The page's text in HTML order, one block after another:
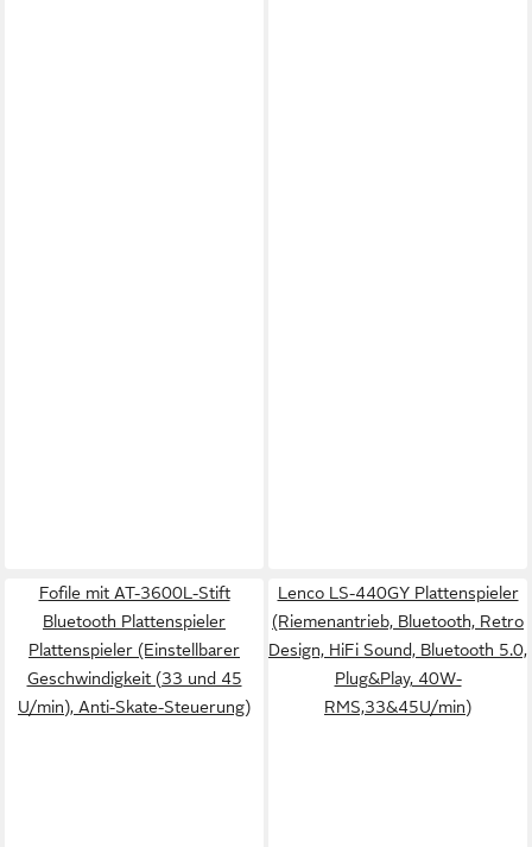
Fofile mit AT-3600L-Stift
Bluetooth Plattenspieler
Plattenspieler (Einstellbarer
Geschwindigkeit (33 und 45
U/min), Anti-Skate-Steuerung)
Lenco LS-440GY Plattenspieler
(Riemenantrieb, Bluetooth, Retro
Design, HiFi Sound, Bluetooth 5.0,
Plug&Play, 40W-
RMS,33&45U/min)